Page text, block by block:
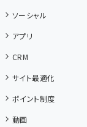
ソーシャル
アプリ
CRM
サイト最適化
ポイント制度
動画